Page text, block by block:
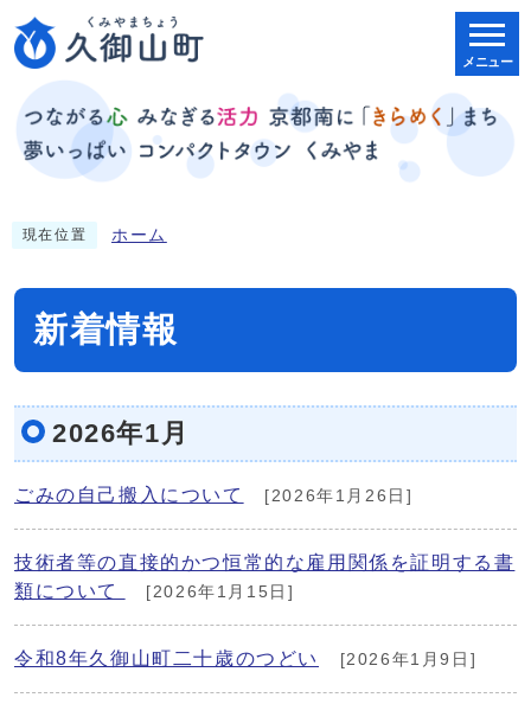
メニュー
現在位置 ホーム
新着情報
2026年1月
ごみの自己搬入について [2026年1月26日]
技術者等の直接的かつ恒常的な雇用関係を証明する書
類について
[2026年1月15日]
令和8年久御山町二十歳のつどい [2026年1月9日]